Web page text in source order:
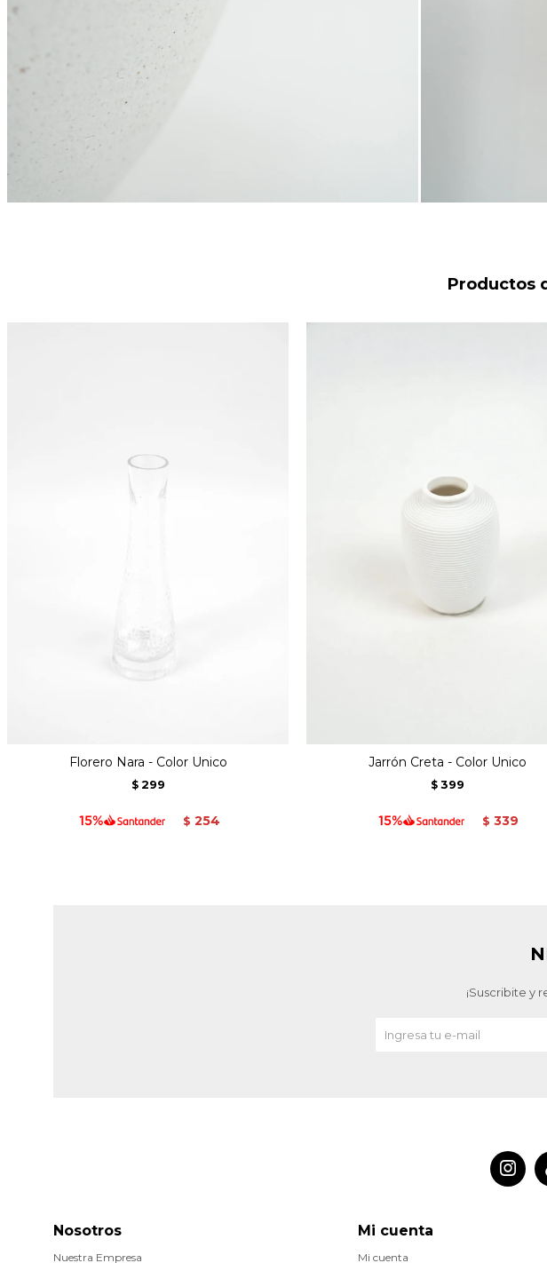
Productos
Florero Nara - Color Unico
$ 299
$ 254
Jarrón Creta - Color Unico
$ 399
$ 339

Nosotros
Nuestra Empresa
Mi cuenta
Mi cuenta
¡Suscribite y